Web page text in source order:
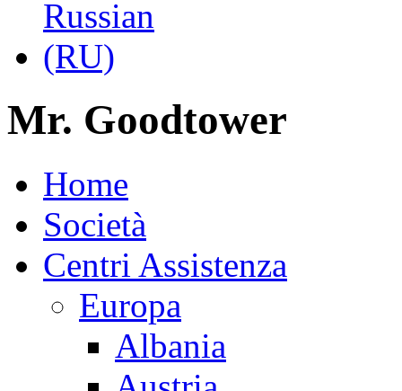
Mr. Goodtower
Home
Società
Centri Assistenza
Europa
Albania